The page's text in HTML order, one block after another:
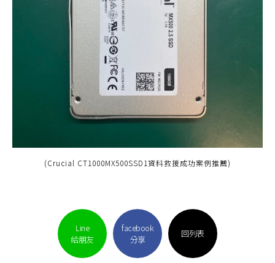
(Crucial CT1000MX500SSD1資料救援成功案例推薦)
Line
給朋友
facebook
分享
回列表